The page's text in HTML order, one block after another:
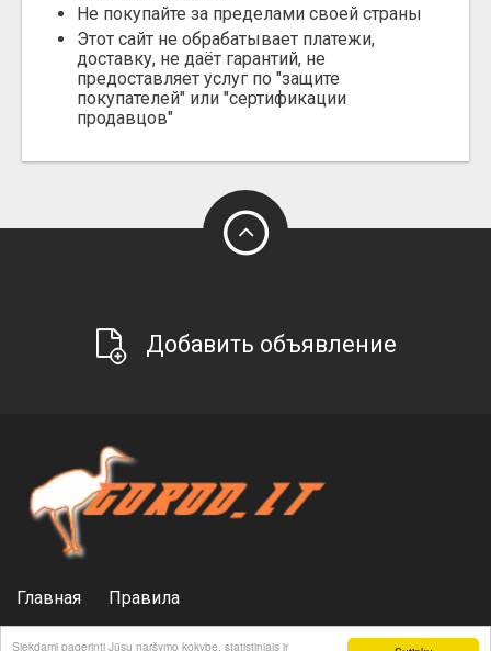
Siekdami pagerinti Jūsų naršymo kokybę, statistiniais ir
Не покупайте за пределами своей страны
Этот сайт не обрабатывает платежи,
доставку, не даёт гарантий, не
предоставляет услуг по "защите
покупателей" или "сертификации
продавцов"
Добавить объявление
Главная
Правила
Реклама